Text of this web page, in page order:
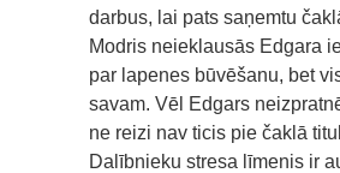
darbus, lai pats saņemtu
Modris neieklausās Edgara
par lapenes būvēšanu, bet
savam. Vēl Edgars
ne reizi nav ticis pie čaklā
Dalībnieku stresa līmenis ir